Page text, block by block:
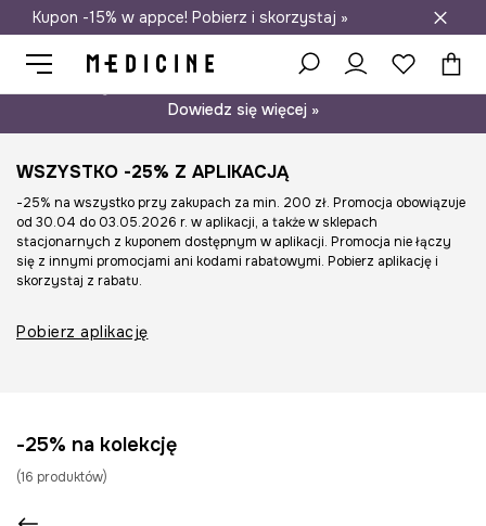
Darmowa dostawa do salonów
Kupon -15% w appce! Pobierz i skorzystaj »
Dowiedz się więcej »
WSZYSTKO -25% Z APLIKACJĄ
-25% na wszystko przy zakupach za min. 200 zł. Promocja obowiązuje
od 30.04 do 03.05.2026 r. w aplikacji, a także w sklepach
stacjonarnych z kuponem dostępnym w aplikacji. Promocja nie łączy
się z innymi promocjami ani kodami rabatowymi. Pobierz aplikację i
skorzystaj z rabatu.
Pobierz aplikację
-25% na kolekcję
(16 produktów)